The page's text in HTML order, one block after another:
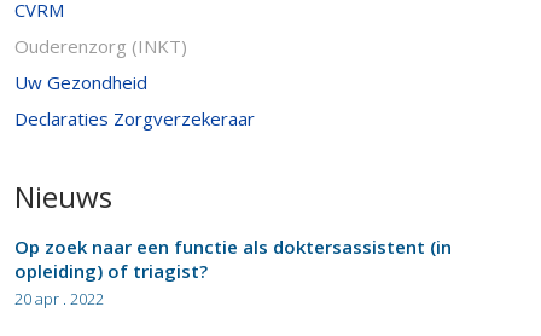
CVRM
Ouderenzorg (INKT)
Uw Gezondheid
Declaraties Zorgverzekeraar
Nieuws
Op zoek naar een functie als doktersassistent (in
opleiding) of triagist?
20 apr . 2022